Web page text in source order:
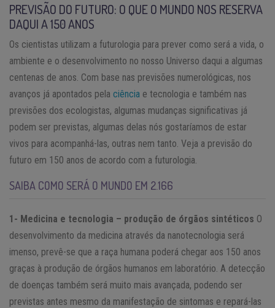
PREVISÃO DO FUTURO: O QUE O MUNDO NOS RESERVA
DAQUI A 150 ANOS
Os cientistas utilizam a futurologia para prever como será a vida, o
ambiente e o desenvolvimento no nosso Universo daqui a algumas
centenas de anos. Com base nas previsões numerológicas, nos
avanços já apontados pela ciência e tecnologia e também nas
previsões dos ecologistas, algumas mudanças significativas já
podem ser previstas, algumas delas nós gostaríamos de estar
vivos para acompanhá-las, outras nem tanto. Veja a previsão do
futuro em 150 anos de acordo com a futurologia.
SAIBA COMO SERÁ O MUNDO EM 2.166
1- Medicina e tecnologia – produção de órgãos sintéticos O
desenvolvimento da medicina através da nanotecnologia será
imenso, prevê-se que a raça humana poderá chegar aos 150 anos
graças à produção de órgãos humanos em laboratório. A detecção
de doenças também será muito mais avançada, podendo ser
previstas antes mesmo da manifestação de sintomas e repará-las